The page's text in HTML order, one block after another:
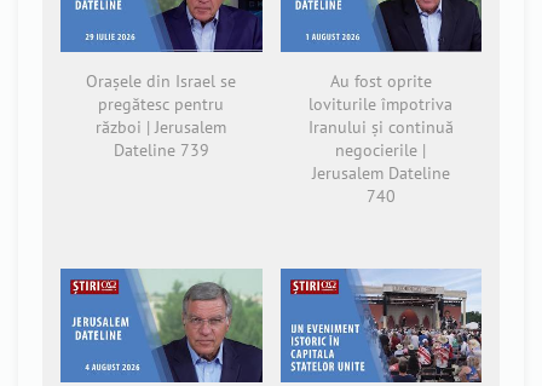
Orașele din Israel se
pregătesc pentru
război | Jerusalem
Dateline 739
Au fost oprite
loviturile împotriva
Iranului și continuă
negocierile |
Jerusalem Dateline
740